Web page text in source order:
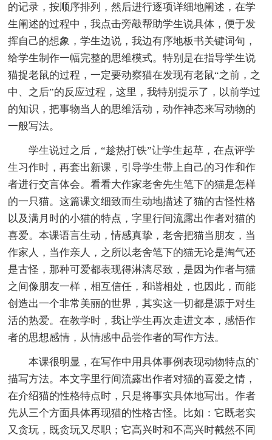
的记录，按顺序排列，然后进行逐项详细地阐述，在学
生阐述的过程中，我点击旁敲帮助学生说具体，便于发
挥自己的想象，学生边说，我边有序地板书关键词句，
给学生制作一幅完整的思维模式。特别是在指导学生说
猫捉老鼠的过程，一定要动察猫在发现有老鼠“之前，之
中、之后”的反应过程，这里，我特别提示了，以前学过
的知识，把事物当人的思维活动，动作神态来写动物的
一般写法。
学生说过之后，“趁热打铁”让学生起草，在点评学
生习作时，再套出新课，引导学生带上自己的习作和作
者进行交言体会。看看大作家老舍先生笔下的猫是怎样
的一只猫。这篇课文细致而生动地描述了猫的古怪性格
以及满月时的小猫的特点，字里行间流露出作者对猫的
喜爱。本课语言生动，情感真挚，老舍把猫当朋友，当
作家人，当作亲人，之所以老舍笔下的猫无论是淘气还
是古怪，那种可爱都表现得淋漓尽致，是因为作者与猫
之间像朋友一样，相互信任，和谐相处，也因此，而能
创造出一个非常美丽的世界，其实这一切都是源于对生
活的热爱。在教学时，我让学生再次走进文本，感悟作
者的思想感情，从情感中品尝作者的写作方法。
本课很明显，在写作中用具体事例表现动物特点的`
描写方法。本文字里行间流露出作者对猫的喜爱之情，
在介绍猫的性格特点时，只是将事实具体地写出。作者
先从三个方面具体再现猫的性格古怪。比如：它既老实
又贪玩，既贪玩又尽职；它高兴时和不高兴时截然不同